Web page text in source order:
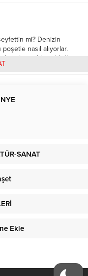
mi? Denizin
nasıl alıyorlar.
su kaynakları olduğunu
inmekten kork. Yaşama
SANAT
Ekle